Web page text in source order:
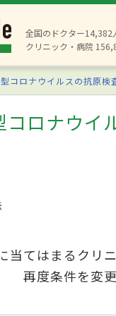
全国のドクター14,382
クリニック・病院
コロナウイルスの抗原検
コロナウイ
当てはまるクリ
再度条件を変